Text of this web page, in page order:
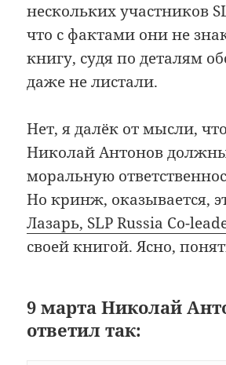
нескольких участников
что с фактами они не
книгу, судя по деталям
даже не листали.
Нет, я далёк от мысли,
Николай Антонов
моральную
Но кринж, оказывается,
Лазарь, SLP Russia Co-
своей книгой. Ясно,
9 марта Николай
ответил так: